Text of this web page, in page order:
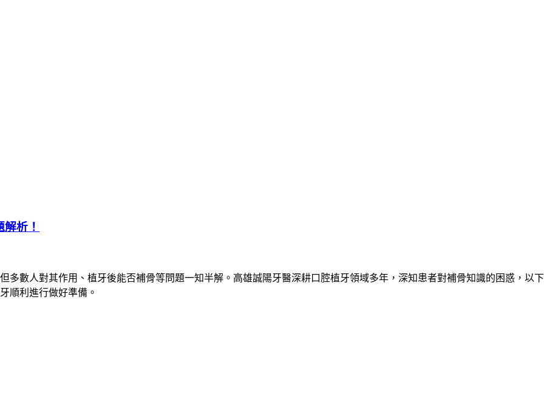
析！
多數人對其作用、植牙後能否補骨等問題一知半解。高雄誠陽牙醫深耕口腔植牙領域多年，深知患者對補骨知識的困惑，以下
順利進行做好準備。​